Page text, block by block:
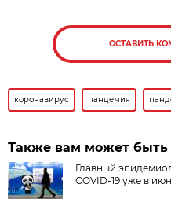
ОСТАВИТЬ
коронавирус пандемия
Также вам может быть
Главный
СOVID-19 уже в